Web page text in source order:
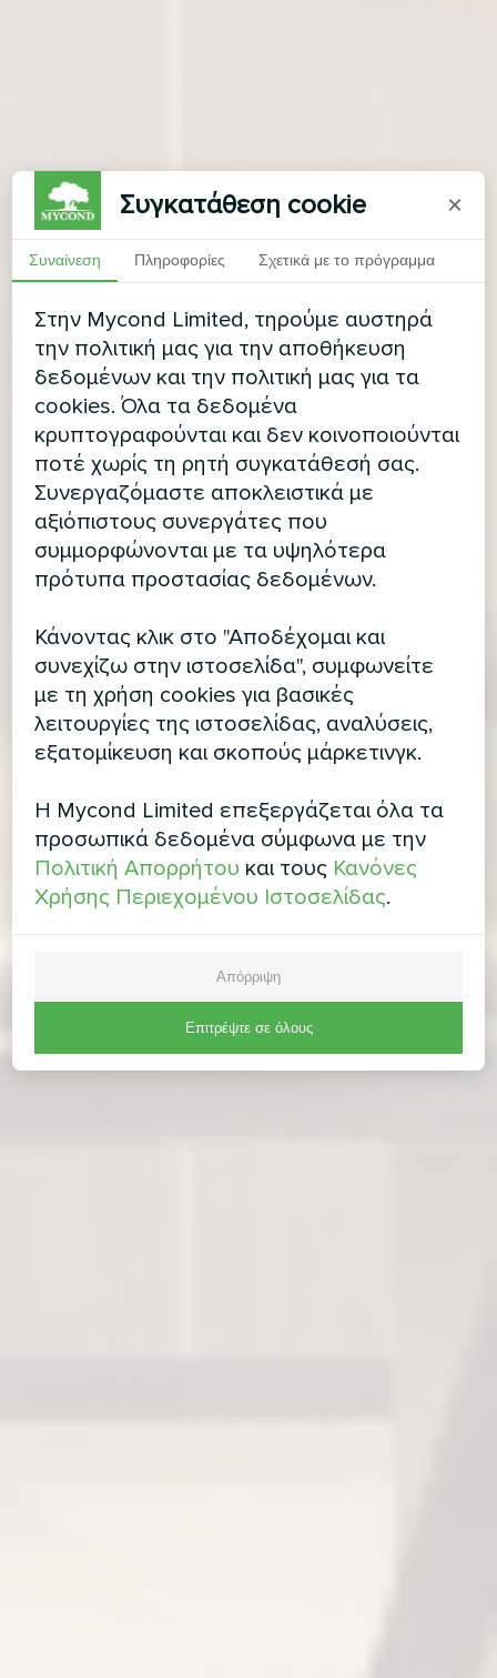
Συγκατάθεση cookie ×
Συναίνεση Πληροφορίες Σχετικά με το πρόγραμμα
Στην Mycond Limited, τηρούμε αυστηρά
την πολιτική μας για την αποθήκευση
δεδομένων και την πολιτική μας για τα
cookies. Όλα τα δεδομένα
κρυπτογραφούνται και δεν κοινοποιούνται
ποτέ χωρίς τη ρητή συγκατάθεσή σας.
Συνεργαζόμαστε αποκλειστικά με
αξιόπιστους συνεργάτες που
συμμορφώνονται με τα υψηλότερα
πρότυπα προστασίας δεδομένων.
Κάνοντας κλικ στο "Αποδέχομαι και
συνεχίζω στην ιστοσελίδα", συμφωνείτε
με τη χρήση cookies για βασικές
λειτουργίες της ιστοσελίδας, αναλύσεις,
εξατομίκευση και σκοπούς μάρκετινγκ.
Η Mycond Limited επεξεργάζεται όλα τα
προσωπικά δεδομένα σύμφωνα με την
Πολιτική Απορρήτου και τους Κανόνες
Χρήσης Περιεχομένου Ιστοσελίδας.
Απόρριψη
Επιτρέψτε σε όλους